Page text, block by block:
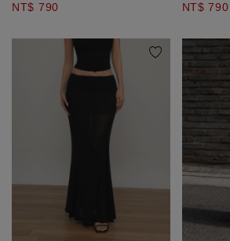
NT$ 790 NT$ 790